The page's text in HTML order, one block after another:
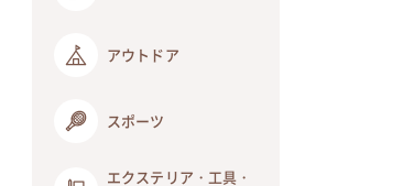
アウトドア
スポーツ
エクステリア・工具・